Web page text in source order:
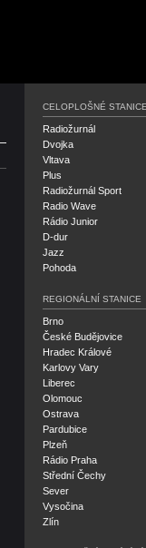
CELOPLOŠNÉ
Radiožurnál
Dvojka
Vltava
Plus
Radiožurnál Sport
Radio Wave
Rádio Junior
D-dur
Jazz
Pohoda
REGIONÁLNÍ STANICE
Brno
České Budějovice
Hradec Králové
Karlovy Vary
Liberec
Olomouc
Ostrava
Pardubice
Plzeň
Rádio Praha
Střední Čechy
Sever
Vysočina
Zlín